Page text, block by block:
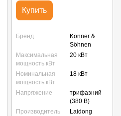
Купить
Бренд
Könner &
Söhnen
Максимальная
мощность кВт
20 кВт
Номинальная
мощность кВт
18 кВт
Напряжение
трифазний
(380 В)
Производитель
Laidong